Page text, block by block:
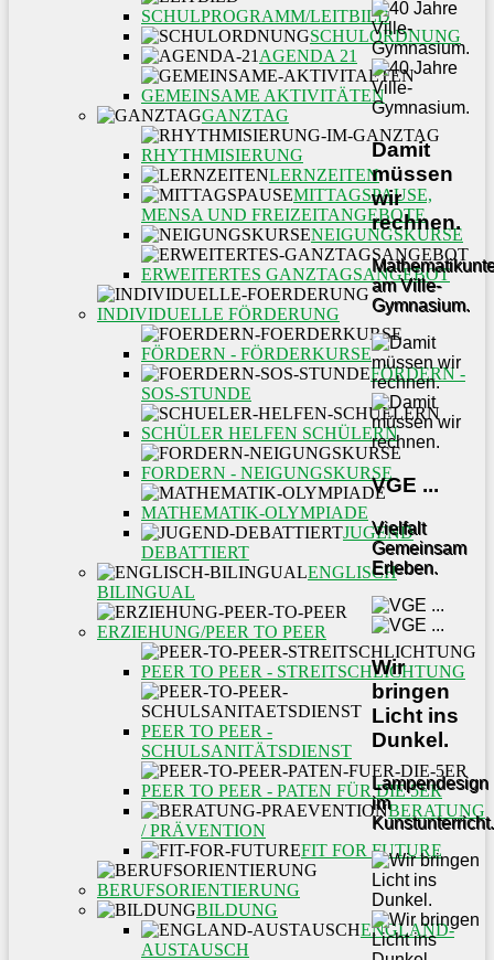
Damit
müssen
wir
rechnen.
am Ville-
Gymnasium.
VGE ...
Vielfalt
Gemeinsam
Erleben.
Wir
bringen
Licht ins
Dunkel.
Lampendesign
im
Kunstunterricht.
SCHULPROGRAMM/LEITBILD
SCHULORDNUNG
AGENDA 21
GEMEINSAME AKTIVITÄTEN
GANZTAG
RHYTHMISIERUNG
LERNZEITEN
MITTAGSPAUSE,
MENSA UND FREIZEITANGEBOTE
NEIGUNGSKURSE
ERWEITERTES GANZTAGSANGEBOT
INDIVIDUELLE FÖRDERUNG
FÖRDERN - FÖRDERKURSE
FÖRDERN -
SOS-STUNDE
SCHÜLER HELFEN SCHÜLERN
FORDERN - NEIGUNGSKURSE
MATHEMATIK-OLYMPIADE
JUGEND
DEBATTIERT
ENGLISCH
BILINGUAL
ERZIEHUNG/PEER TO PEER
PEER TO PEER - STREITSCHLICHTUNG
PEER TO PEER -
SCHULSANITÄTSDIENST
PEER TO PEER - PATEN FÜR DIE 5ER
BERATUNG
/ PRÄVENTION
FIT FOR FUTURE
BERUFSORIENTIERUNG
BILDUNG
ENGLAND-
AUSTAUSCH